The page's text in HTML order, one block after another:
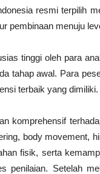
resmi terpilih
pembinaan menuju
tinggi oleh para
tahap awal. Para
terbaik yang dimiliki.
komprehensif
body movement,
fisik, serta
penilaian. Setelah